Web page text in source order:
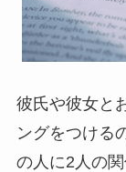
彼氏や彼女と
ングをつける
の人に2人の